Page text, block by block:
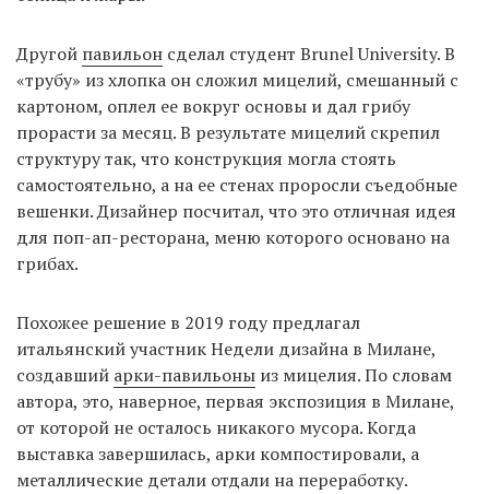
Другой павильон сделал студент Brunel University. В
«трубу» из хлопка он сложил мицелий, смешанный с
картоном, оплел ее вокруг основы и дал грибу
прорасти за месяц. В результате мицелий скрепил
структуру так, что конструкция могла стоять
самостоятельно, а на ее стенах проросли съедобные
вешенки. Дизайнер посчитал, что это отличная идея
для поп-ап-ресторана, меню которого основано на
грибах.
Похожее решение в 2019 году предлагал
итальянский участник Недели дизайна в Милане,
создавший арки-павильоны из мицелия. По словам
автора, это, наверное, первая экспозиция в Милане,
от которой не осталось никакого мусора. Когда
выставка завершилась, арки компостировали, а
металлические детали отдали на переработку.